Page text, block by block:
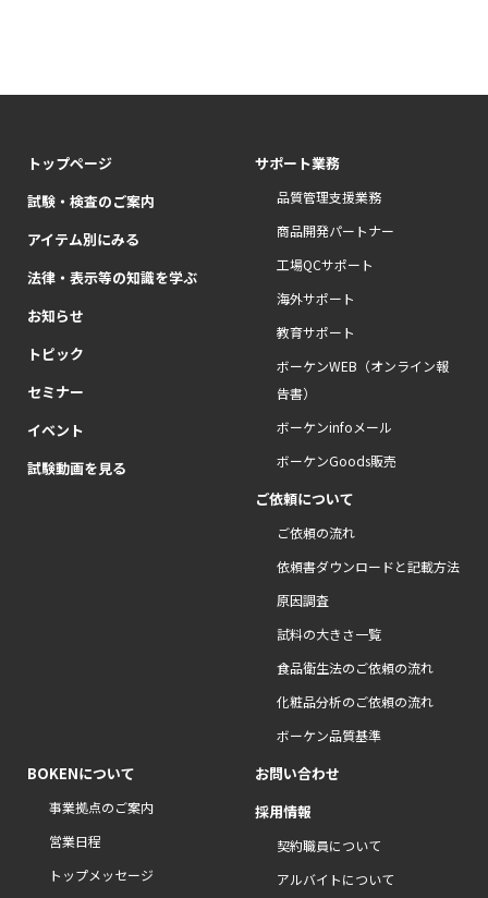
トップページ
試験・検査のご案内
アイテム別にみる
法律・表示等の知識を学ぶ
お知らせ
トピック
セミナー
イベント
試験動画を見る
サポート業務
品質管理支援業務
商品開発パートナー
工場QCサポート
海外サポート
教育サポート
ボーケンWEB（オンライン報
告書）
ボーケンinfoメール
ボーケンGoods販売
ご依頼について
ご依頼の流れ
依頼書ダウンロードと記載方法
原因調査
試料の大きさ一覧
食品衛生法のご依頼の流れ
化粧品分析のご依頼の流れ
ボーケン品質基準
BOKENについて
事業拠点のご案内
営業日程
トップメッセージ
お問い合わせ
採用情報
契約職員について
アルバイトについて